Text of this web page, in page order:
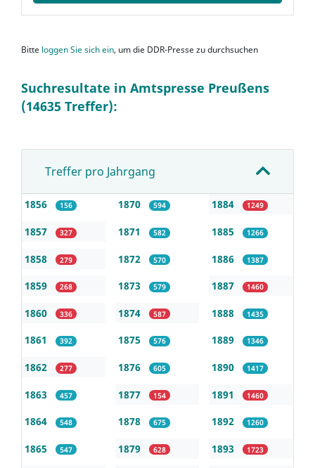
Bitte loggen Sie sich ein, um die DDR-Presse zu durchsuchen
Suchresultate in Amtspresse Preußens
(14635 Treffer):
Treffer pro Jahrgang
1856 156
1857 327
1858 279
1859 268
1860 336
1861 392
1862 277
1863 457
1864 548
1865 547
1870 594
1871 582
1872 570
1873 579
1874 587
1875 576
1876 605
1877 154
1878 675
1879 628
1884 1249
1885 1266
1886 1387
1887 1460
1888 1435
1889 1346
1890 1417
1891 1460
1892 1260
1893 1723